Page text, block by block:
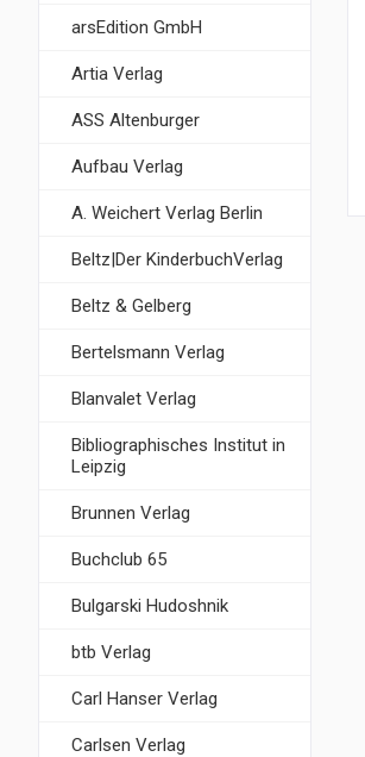
arsEdition GmbH
Artia Verlag
ASS Altenburger
Aufbau Verlag
A. Weichert Verlag Berlin
Beltz|Der KinderbuchVerlag
Beltz & Gelberg
Bertelsmann Verlag
Blanvalet Verlag
Bibliographisches Institut in
Leipzig
Brunnen Verlag
Buchclub 65
Bulgarski Hudoshnik
btb Verlag
Carl Hanser Verlag
Carlsen Verlag